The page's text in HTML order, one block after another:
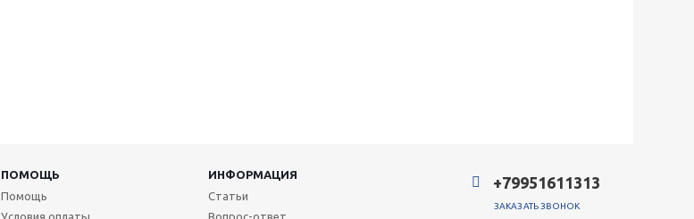
ПОМОЩЬ
ИНФОРМАЦИЯ
Помощь
Условия оплаты
Статьи
Вопрос-ответ
+79951611313
ЗАКАЗАТЬ ЗВОНОК